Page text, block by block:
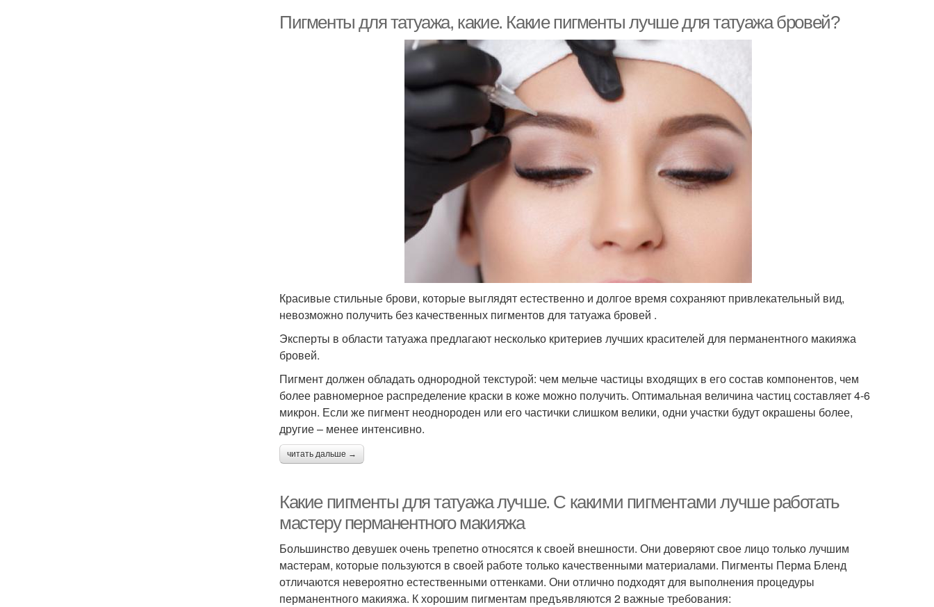
Пигменты для татуажа, какие. Какие пигменты лучше для татуажа бровей?
Красивые стильные брови, которые выглядят естественно и долгое время сохраняют привлекательный вид,
невозможно получить без качественных пигментов для татуажа бровей .
Эксперты в области татуажа предлагают несколько критериев лучших красителей для перманентного макияжа
бровей.
Пигмент должен обладать однородной текстурой: чем мельче частицы входящих в его состав компонентов, чем
более равномерное распределение краски в коже можно получить. Оптимальная величина частиц составляет 4-6
микрон. Если же пигмент неоднороден или его частички слишком велики, одни участки будут окрашены более,
другие – менее интенсивно.
читать дальше →
Какие пигменты для татуажа лучше. С какими пигментами лучше работать
мастеру перманентного макияжа
Большинство девушек очень трепетно относятся к своей внешности. Они доверяют свое лицо только лучшим
мастерам, которые пользуются в своей работе только качественными материалами. Пигменты Перма Бленд
отличаются невероятно естественными оттенками. Они отлично подходят для выполнения процедуры
перманентного макияжа. К хорошим пигментам предъявляются 2 важные требования: